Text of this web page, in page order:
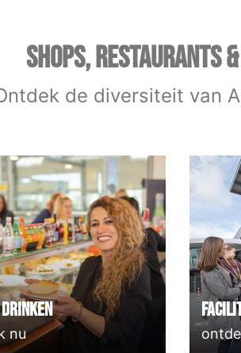
SHOPS, RESTAURANTS
de diversiteit van
nu